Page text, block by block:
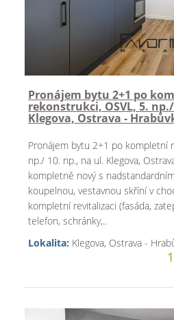
Pronájem bytu 2+1 po
rekonstrukci, OSVL, 5.
Klegova, Ostrava -
Pronájem bytu 2+1 po kompletní
np./ 10. np., na ul. Klegova,
kompletně nový s
koupelnou, vestavnou skříní v
kompletní revitalizaci (fasáda,
telefon, schránky,..
Lokalita: Klegova, Ostrava -